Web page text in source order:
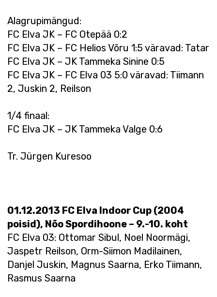
Alagrupimängud:
FC Elva JK – FC Otepää 0:2
FC Elva JK – FC Helios Võru 1:5 väravad: Tatar
FC Elva JK – JK Tammeka Sinine 0:5
FC Elva JK – FC Elva 03 5:0 väravad: Tiimann
2, Juskin 2, Reilson
1/4 finaal:
FC Elva JK – JK Tammeka Valge 0:6
Tr. Jürgen Kuresoo
01.12.2013 FC Elva Indoor Cup (2004
poisid), Nõo Spordihoone – 9.-10. koht
FC Elva 03: Ottomar Sibul, Noel Noormägi,
Jaspetr Reilson, Orm-Siimon Madilainen,
Danjel Juskin, Magnus Saarna, Erko Tiimann,
Rasmus Saarna